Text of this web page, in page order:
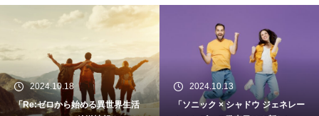
2024.10.18
「Re:ゼロから始める異世界生活
2024.10.13
「ソニック × シャドウ ジェネレー